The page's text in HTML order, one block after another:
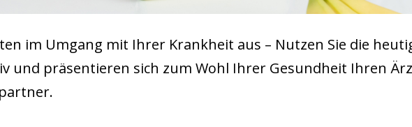
im Umgang mit Ihrer Krankheit aus – Nutzen Sie die
und präsentieren sich zum Wohl Ihrer Gesundheit Ihren